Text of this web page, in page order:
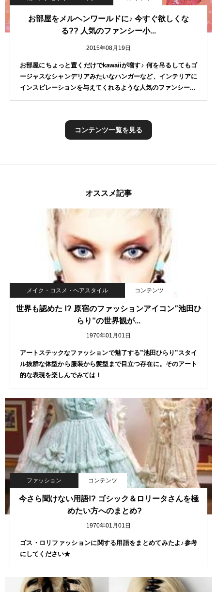
お部屋をメルヘンワールドに♪ 今すぐ欲しくな
る?? 人気のファンシー小...
2015年08月19日
お部屋にちょっと置くだけでkawaiiが増す♪ 何を吊るしてもゴ
ージャスなシャンデリアみたいなハンガーなど、インテリアに
インスピレーションを与えてくれるような人気のファンシー...
コンテンツ一覧を見る
オススメ記事
メイク・コスメ・ヘアスタイル コンテンツ
世界も認めた !? 原宿のファッションアイコン”池田ひ
らり”の世界観が...
1970年01月01日
アートステックなファッションで魅了する”池田ひらり”スタイ
ル抜群な体型から服装から髪型まで目立つ存在に。そのアート
的な表現を楽しんでみては！
ファッション コンテンツ
今さら聞けない用語!? ゴシック＆ロリータさんを極
めたい方へのまとめ?
1970年01月01日
ゴス・ロリファッションに関する用語をまとめてみたよ♪参考
にしてください★